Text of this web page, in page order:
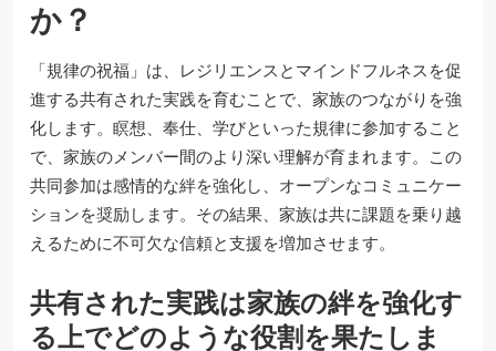
か？
「規律の祝福」は、レジリエンスとマインドフルネスを促
進する共有された実践を育むことで、家族のつながりを強
化します。瞑想、奉仕、学びといった規律に参加すること
で、家族のメンバー間のより深い理解が育まれます。この
共同参加は感情的な絆を強化し、オープンなコミュニケー
ションを奨励します。その結果、家族は共に課題を乗り越
えるために不可欠な信頼と支援を増加させます。
共有された実践は家族の絆を強化す
る上でどのような役割を果たしま